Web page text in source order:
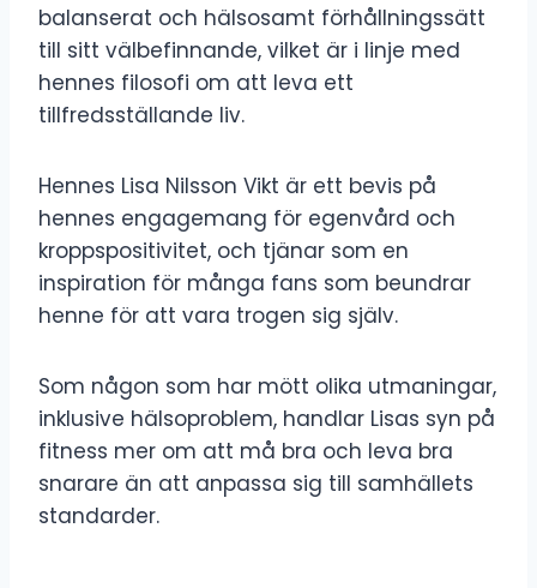
balanserat och hälsosamt förhållningssätt
till sitt välbefinnande, vilket är i linje med
hennes filosofi om att leva ett
tillfredsställande liv.
Hennes Lisa Nilsson Vikt är ett bevis på
hennes engagemang för egenvård och
kroppspositivitet, och tjänar som en
inspiration för många fans som beundrar
henne för att vara trogen sig själv.
Som någon som har mött olika utmaningar,
inklusive hälsoproblem, handlar Lisas syn på
fitness mer om att må bra och leva bra
snarare än att anpassa sig till samhällets
standarder.